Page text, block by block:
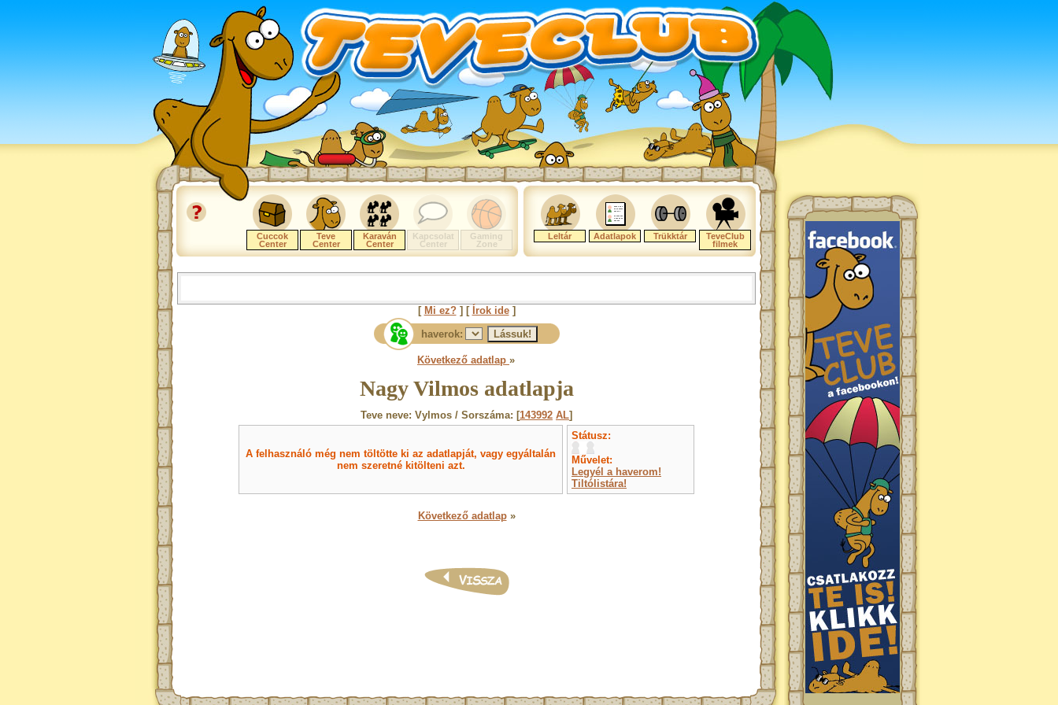
Cuccok
Center
Teve
Center
Karaván
Center
Kapcsolat
Center
Gaming
Zone
Leltár Adatlapok Trükktár
TeveClub
filmek
[ Mi ez?] [ Írok ide]
haverok:
Következő adatlap »
Nagy Vilmos adatlapja
Teve neve: Vylmos / Sorszáma: [143992 AL]
A felhasználó még nem töltötte ki az adatlapját, vagy egyáltalán
nem szeretné kitölteni azt.
Státusz:
Művelet:
Legyél a haverom!
Tiltólistára!
Következő adatlap»